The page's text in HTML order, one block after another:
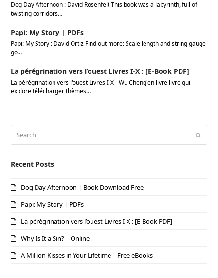
Dog Day Afternoon : David Rosenfelt This book was a labyrinth, full of
twisting corridors…
Papi: My Story | PDFs
Papi: My Story : David Ortiz Find out more: Scale length and string gauge
go…
La pérégrination vers l’ouest Livres I-X : [E-Book PDF]
La pérégrination vers l'ouest Livres I-X - Wu Cheng'en livre livre qui
explore télécharger thèmes…
Recent Posts
Dog Day Afternoon | Book Download Free
Papi: My Story | PDFs
La pérégrination vers l’ouest Livres I-X : [E-Book PDF]
Why Is It a Sin? – Online
A Million Kisses in Your Lifetime – Free eBooks